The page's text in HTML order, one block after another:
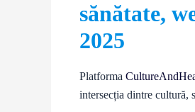
sănătate,
2025
Platforma
intersecția dintre cultură,